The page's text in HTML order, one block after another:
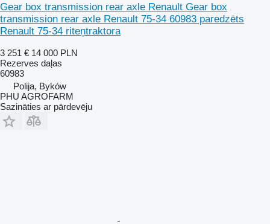
Gear box transmission rear axle Renault Gear box
transmission rear axle Renault 75-34 60983 paredzēts
Renault 75-34 riteņtraktora
3 251 € 14 000 PLN
Rezerves daļas
60983
Polija, Byków
PHU AGROFARM
Sazināties ar pārdevēju